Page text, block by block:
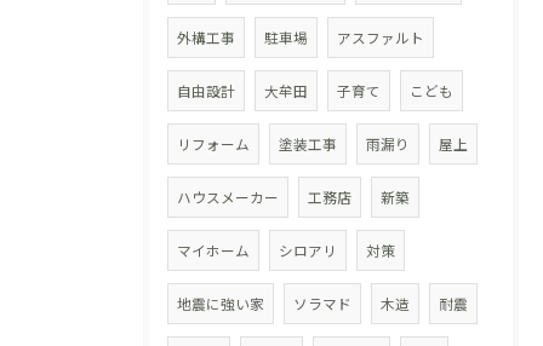
外構工事 駐車場 アスファルト
自由設計 大牟田 子育て こども
リフォーム 塗装工事 雨漏り 屋上
ハウスメーカー 工務店 新築
マイホーム シロアリ 対策
地震に強い家 ソラマド 木造 耐震